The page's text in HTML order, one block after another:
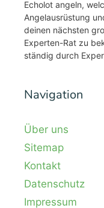
Echolot angeln,
Angelausrüstung
deinen nächsten
Experten-Rat zu
ständig durch
Navigation
Über uns
Sitemap
Kontakt
Datenschutz
Impressum